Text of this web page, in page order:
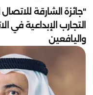
"جائزة الشارقة
التجارب الإبداعية في
واليافعين